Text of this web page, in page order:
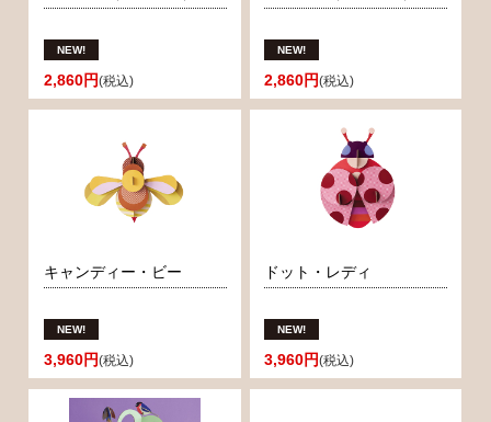
2,860円(税込) 2,860円(税込)
キャンディー・ビー
3,960円(税込)
ドット・レディ
3,960円(税込)